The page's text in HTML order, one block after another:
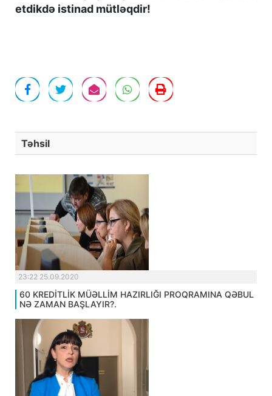
etdikdə istinad mütləqdir!
Təhsil
23:22 25.09.2020
60 KREDİTLİK MÜƏLLİM HAZIRLIĞI PROQRAMINA QƏBUL
NƏ ZAMAN BAŞLAYIR?.